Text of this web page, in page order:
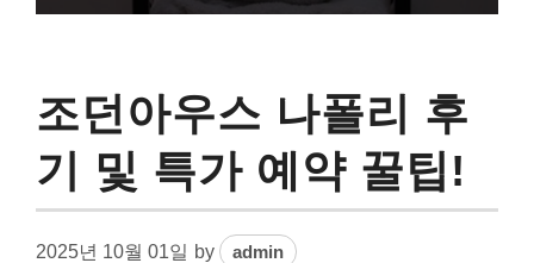
조던아우스 나폴리 후
기 및 특가 예약 꿀팁!
2025년 10월 01일 by admin